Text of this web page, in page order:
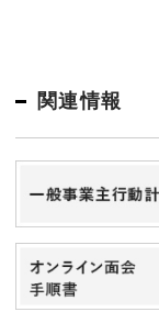
関連情報